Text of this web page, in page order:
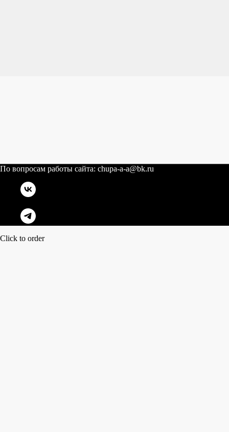
По вопросам работы сайта: chupa-a-a@bk.ru
Click to order